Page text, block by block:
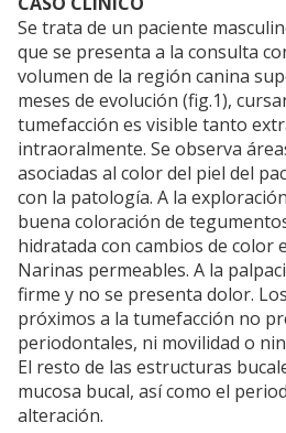
Se trata de un paciente
que se presenta a la consulta
volumen de la región canina
meses de evolución (fig.1),
tumefacción es visible tanto
intraoralmente. Se observa
asociadas al color del piel del
con la patología. A la
buena coloración de
hidratada con cambios de color
Narinas permeables. A la
firme y no se presenta dolor.
próximos a la tumefacción no
periodontales, ni movilidad o
El resto de las estructuras
mucosa bucal, así como el
alteración.